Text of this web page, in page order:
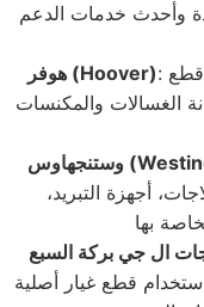
وأحدث خدمات الدعم
هوفر (Hoover)
الغسالات والمكنسات
وستنجهاوس
أجهزة التبريد،
ال جي بركة السبع
قطع غيار أصلية